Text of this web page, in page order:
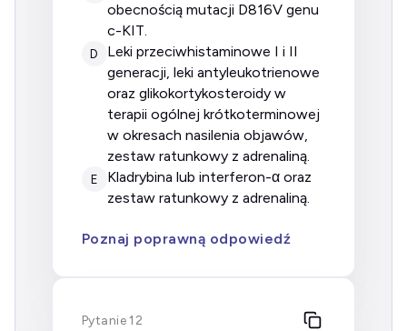
obecnością mutacji D816V genu
c-KIT.
D
leki przeciwhistaminowe I i II
generacji, leki antyleukotrienowe
oraz glikokortykosteroidy w
terapii ogólnej krótkoterminowej
w okresach nasilenia objawów,
zestaw ratunkowy z adrenaliną.
E
kladrybina lub interferon-α oraz
zestaw ratunkowy z adrenaliną.
Poznaj poprawną odpowiedź
Pytanie 12